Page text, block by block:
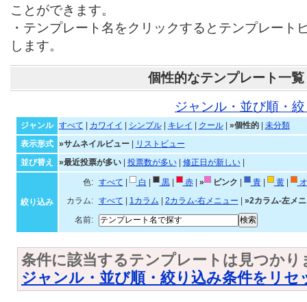
ことができます。
・テンプレート名をクリックするとテンプレート
します。
個性的なテンプレート一覧
ジャンル・並び順・
ジャンル すべて カワイイ シンプル| キレイ クール| »個性的| 未分類
表示形式
»サムネイルビュー|
リストビュー
並び替え
»最近投票が多い| 投票数が多い| 修正日が新しい|
絞り込み
色: すべて 白 黒| 赤| » ピンク 青| 黄|
カラム:
すべて 1カラム 2カラム-右メニュー
»2カラム-左メ
名前:
条件に該当するテンプレートは見つかり
ジャンル・並び順・絞り込み条件をリセ